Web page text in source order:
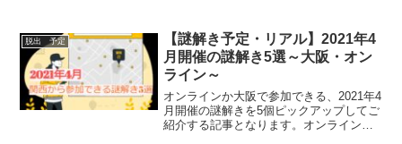
脱出 予定
【謎解き予定・リアル】2021年4
月開催の謎解き5選～大阪・オン
ライン～
オンラインか大阪で参加できる、2021年4
月開催の謎解きを5個ピックアップしてご
紹介する記事となります。オンライン公